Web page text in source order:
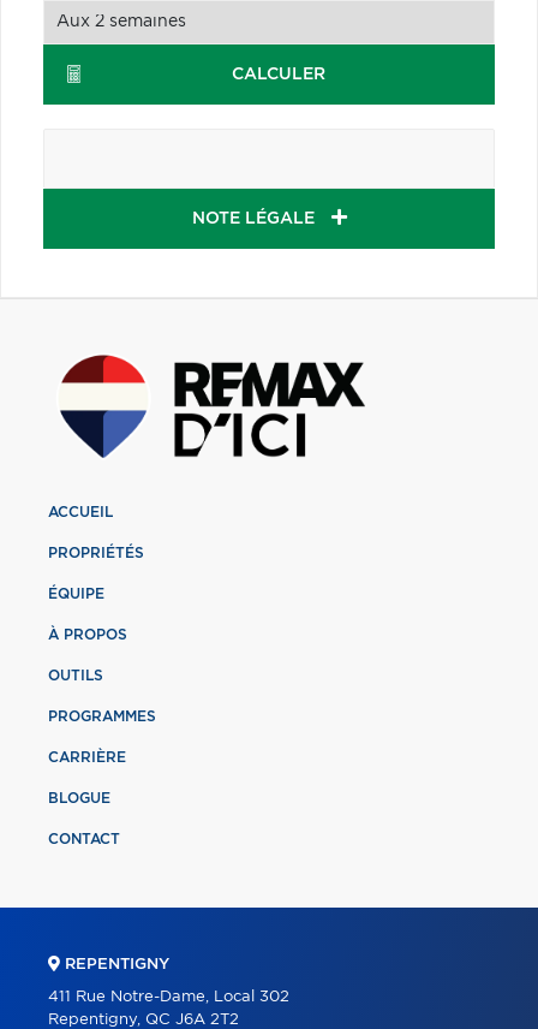
CALCULER
NOTE LÉGALE
ACCUEIL
PROPRIÉTÉS
ÉQUIPE
À PROPOS
OUTILS
PROGRAMMES
CARRIÈRE
BLOGUE
CONTACT
REPENTIGNY
411 Rue Notre-Dame, Local 302
Repentigny, QC J6A 2T2